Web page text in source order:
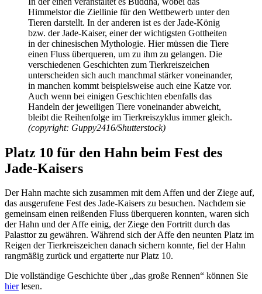
Himmelstor die Ziellinie für den Wettbewerb unter den
Tieren darstellt. In der anderen ist es der Jade-König
bzw. der Jade-Kaiser, einer der wichtigsten Gottheiten
in der chinesischen Mythologie. Hier müssen die Tiere
einen Fluss überqueren, um zu ihm zu gelangen. Die
verschiedenen Geschichten zum Tierkreiszeichen
unterscheiden sich auch manchmal stärker voneinander,
in manchen kommt beispielsweise auch eine Katze vor.
Auch wenn bei einigen Geschichten ebenfalls das
Handeln der jeweiligen Tiere voneinander abweicht,
bleibt die Reihenfolge im Tierkreiszyklus immer gleich.
(copyright: Guppy2416/Shutterstock)
Platz 10 für den Hahn beim Fest des
Jade-Kaisers
Der Hahn machte sich zusammen mit dem Affen und der Ziege auf,
das ausgerufene Fest des Jade-Kaisers zu besuchen. Nachdem sie
gemeinsam einen reißenden Fluss überqueren konnten, waren sich
der Hahn und der Affe einig, der Ziege den Fortritt durch das
Palasttor zu gewähren. Während sich der Affe den neunten Platz im
Reigen der Tierkreiszeichen danach sichern konnte, fiel der Hahn
rangmäßig zurück und ergatterte nur Platz 10.
Die vollständige Geschichte über „das große Rennen“ können Sie
hierlesen.